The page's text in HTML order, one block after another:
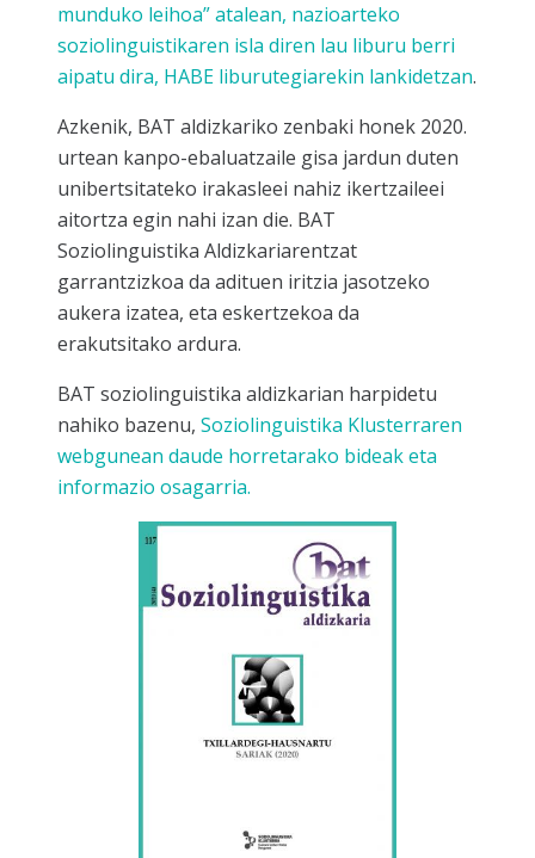
munduko leihoa” atalean, nazioarteko
soziolinguistikaren isla diren lau liburu berri
aipatu dira, HABE liburutegiarekin lankidetzan.
Azkenik, BAT aldizkariko zenbaki honek 2020.
urtean kanpo-ebaluatzaile gisa jardun duten
unibertsitateko irakasleei nahiz ikertzaileei
aitortza egin nahi izan die. BAT
Soziolinguistika Aldizkariarentzat
garrantzizkoa da adituen iritzia jasotzeko
aukera izatea, eta eskertzekoa da
erakutsitako ardura.
BAT soziolinguistika aldizkarian harpidetu
nahiko bazenu, Soziolinguistika Klusterraren
webgunean daude horretarako bideak eta
informazio osagarria.